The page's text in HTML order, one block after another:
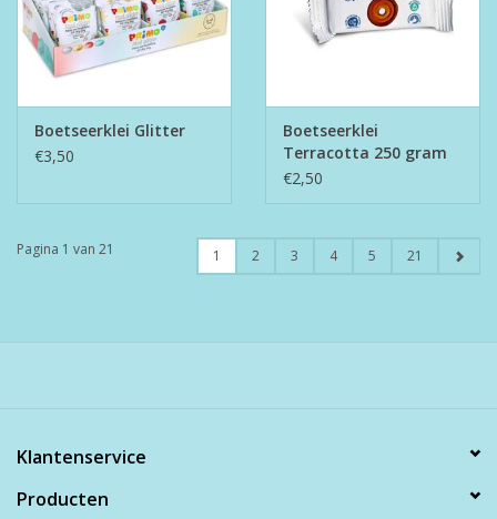
Boetseerklei Glitter
€3,50
Boetseerklei
Terracotta 250 gram
€2,50
Pagina 1 van 21 1 2 3 4 5 21
Klantenservice
Producten